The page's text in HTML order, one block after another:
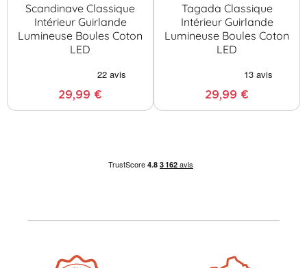
Scandinave Classique
Intérieur Guirlande
Lumineuse Boules Coton
LED
29,99 €
Tagada Classique
Intérieur Guirlande
Lumineuse Boules Coton
LED
29,99 €